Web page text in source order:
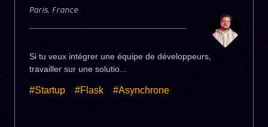
Paris, France
Si tu veux intégrer une équipe de développeurs,
travailler sur une solutio...
#Startup #Flask #Asynchrone